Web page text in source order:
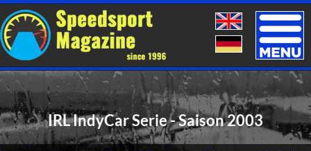
Toggle
IRL IndyCar Serie - Saison 2003